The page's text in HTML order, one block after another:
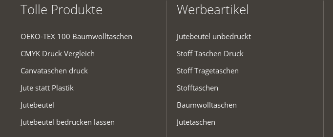
Tolle Produkte
OEKO-TEX 100 Baumwolltaschen
CMYK Druck Vergleich
Canvataschen druck
Jute statt Plastik
Jutebeutel
Jutebeutel bedrucken lassen
Werbeartikel
Jutebeutel unbedruckt
Stoff Taschen Druck
Stoff Tragetaschen
Stofftaschen
Baumwolltaschen
Jutetaschen